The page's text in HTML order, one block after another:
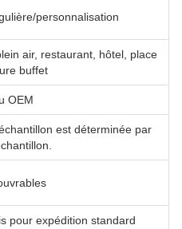
personnalisation
air, restaurant, hôtel, place
buffet
OEM
est déterminée par
pour expédition standard